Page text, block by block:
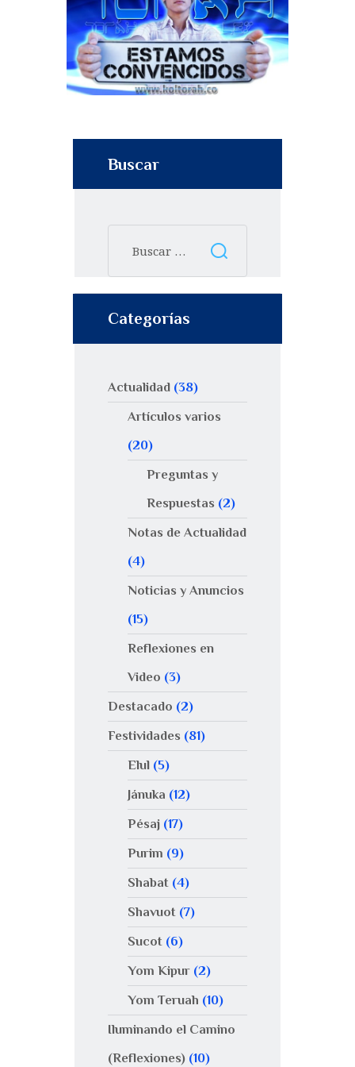
Buscar
Categorías
Actualidad (38)
Artículos varios
(20)
Preguntas y
Respuestas (2)
Notas de Actualidad
(4)
Noticias y Anuncios
(15)
Reflexiones en
Video (3)
Destacado (2)
Festividades (81)
Elul(5)
Jánuka (12)
Pésaj(17)
Purim (9)
Shabat(4)
Shavuot(7)
Sucot(6)
Yom Kipur(2)
Yom Teruah (10)
Iluminando el Camino
(Reflexiones) (10)